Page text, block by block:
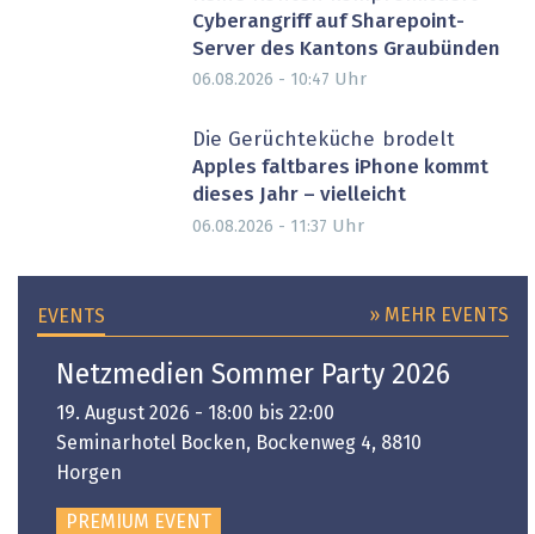
Cyberangriff auf Sharepoint-
Server des Kantons Graubünden
06.08.2026 - 10:47 Uhr
Die Gerüchteküche brodelt
Apples faltbares iPhone kommt
dieses Jahr – vielleicht
06.08.2026 - 11:37 Uhr
EVENTS » MEHR EVENTS
Netzmedien Sommer Party 2026
19. August 2026 - 18:00 bis 22:00
Seminarhotel Bocken, Bockenweg 4, 8810
Horgen
PREMIUM EVENT